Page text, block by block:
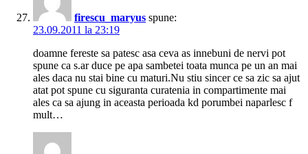
firescu_maryus spune:
23.09.2011 la 23:19
doamne fereste sa patesc asa ceva as innebuni de nervi pot
spune ca s.ar duce pe apa sambetei toata munca pe un an mai
ales daca nu stai bine cu maturi.Nu stiu sincer ce sa zic sa ajut
atat pot spune cu siguranta curatenia in compartimente mai
ales ca sa ajung in aceasta perioada kd porumbei naparlesc f
mult…